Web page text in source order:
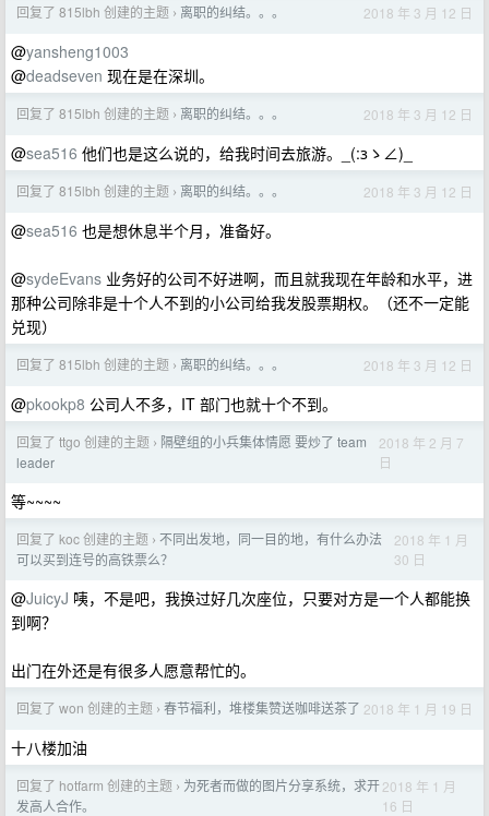
回复了 815lbh 创建的主题 › 离职的纠结。。。 2018 年 3 月 12 日
@yansheng1003
@deadseven 现在是在深圳。
回复了 815lbh 创建的主题 › 离职的纠结。。。 2018 年 3 月 12 日
@sea516 他们也是这么说的，给我时间去旅游。_(:зゝ∠)_
回复了 815lbh 创建的主题 › 离职的纠结。。。 2018 年 3 月 12 日
@sea516 也是想休息半个月，准备好。
@sydeEvans 业务好的公司不好进啊，而且就我现在年龄和水平，进
那种公司除非是十个人不到的小公司给我发股票期权。（还不一定能
兑现）
回复了 815lbh 创建的主题 › 离职的纠结。。。 2018 年 3 月 12 日
@pkookp8 公司人不多，IT 部门也就十个不到。
回复了 ttgo 创建的主题 › 隔壁组的小兵集体情愿 要炒了 team
leader
2018 年 2 月 7
日
等~~~~
回复了 koc 创建的主题 › 不同出发地，同一目的地，有什么办法
可以买到连号的高铁票么？
2018 年 1 月
30 日
@JuicyJ 咦，不是吧，我换过好几次座位，只要对方是一个人都能换
到啊？
出门在外还是有很多人愿意帮忙的。
回复了 won 创建的主题 › 春节福利，堆楼集赞送咖啡送茶了 2018 年 1 月 19 日
十八楼加油
回复了 hotfarm 创建的主题 › 为死者而做的图片分享系统，求开
发高人合作。
2018 年 1 月
16 日